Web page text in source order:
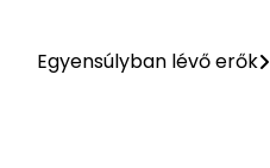
Egyensúlyban lévő erők